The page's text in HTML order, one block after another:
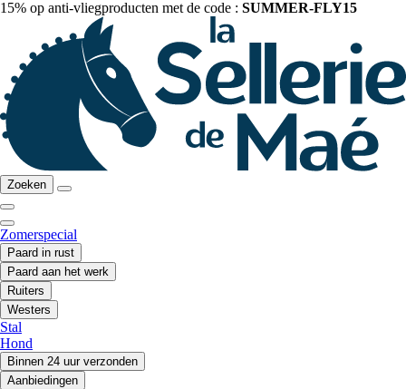
15% op anti-vliegproducten met de code : SUMMER-FLY15
Zoeken
Zomerspecial
Paard in rust
Paard aan het werk
Ruiters
Westers
Stal
Hond
Binnen 24 uur verzonden
Aanbiedingen